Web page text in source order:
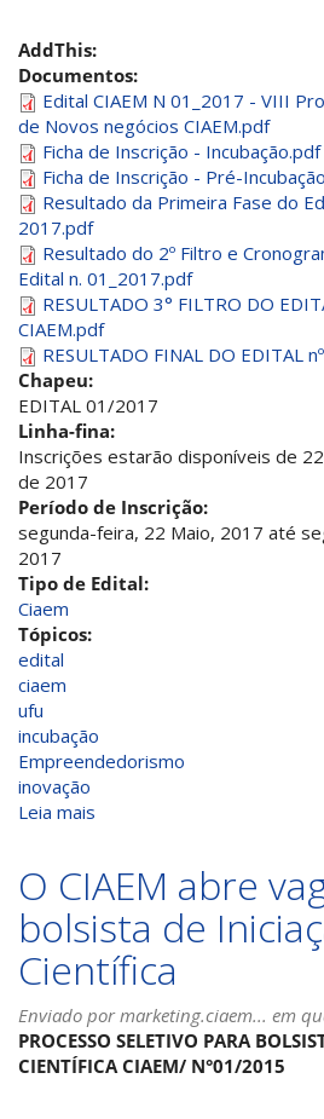
AddThis:
Documentos:
Edital CIAEM N 01_2017 - VIII
de Novos negócios CIAEM.pdf
Ficha de Inscrição - Incubação.pdf
Ficha de Inscrição - Pré-
Resultado da Primeira Fase do
2017.pdf
Resultado do 2º Filtro e
Edital n. 01_2017.pdf
RESULTADO 3° FILTRO DO
CIAEM.pdf
RESULTADO FINAL DO EDITAL
Chapeu:
EDITAL 01/2017
Linha-fina:
Inscrições estarão disponíveis de
de 2017
Período de Inscrição:
segunda-feira, 22 Maio, 2017 até
2017
Tipo de Edital:
Ciaem
Tópicos:
edital
ciaem
ufu
incubação
Empreendedorismo
inovação
Leia mais
CIAEM:
VIII
Programa
de
Prospecção
de
Novos
Negócios
O CIAEM abre
bolsista de
Científica
Enviado pormarketing.ciaem... em
PROCESSO SELETIVO PARA
CIENTÍFICA CIAEM/ N°01/2015